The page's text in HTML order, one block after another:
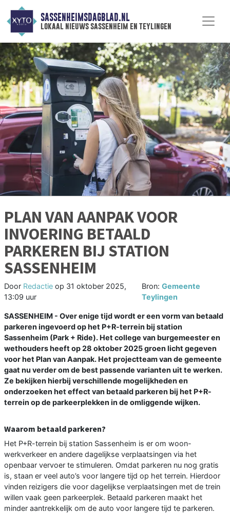
SASSENHEIMSDAGBLAD.NL
lokaal nieuws sassenheim en teylingen
PLAN VAN AANPAK VOOR
INVOERING BETAALD
PARKEREN BIJ STATION
SASSENHEIM
Door Redactie op 31 oktober 2025,
13:09 uur
Bron: Gemeente
Teylingen
SASSENHEIM - Over enige tijd wordt er een vorm van betaald
parkeren ingevoerd op het P+R-terrein bij station
Sassenheim (Park + Ride). Het college van burgemeester en
wethouders heeft op 28 oktober 2025 groen licht gegeven
voor het Plan van Aanpak. Het projectteam van de gemeente
gaat nu verder om de best passende varianten uit te werken.
Ze bekijken hierbij verschillende mogelijkheden en
onderzoeken het effect van betaald parkeren bij het P+R-
terrein op de parkeerplekken in de omliggende wijken.
Waarom betaald parkeren?
Het P+R-terrein bij station Sassenheim is er om woon-
werkverkeer en andere dagelijkse verplaatsingen via het
openbaar vervoer te stimuleren. Omdat parkeren nu nog gratis
is, staan er veel auto’s voor langere tijd op het terrein. Hierdoor
vinden reizigers die voor dagelijkse verplaatsingen met de trein
willen vaak geen parkeerplek. Betaald parkeren maakt het
minder aantrekkelijk om de auto voor langere tijd te parkeren.